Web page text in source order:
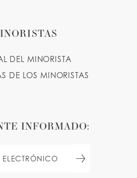
DEL MINORISTA
DE LOS MINORISTAS
INFORMADO: